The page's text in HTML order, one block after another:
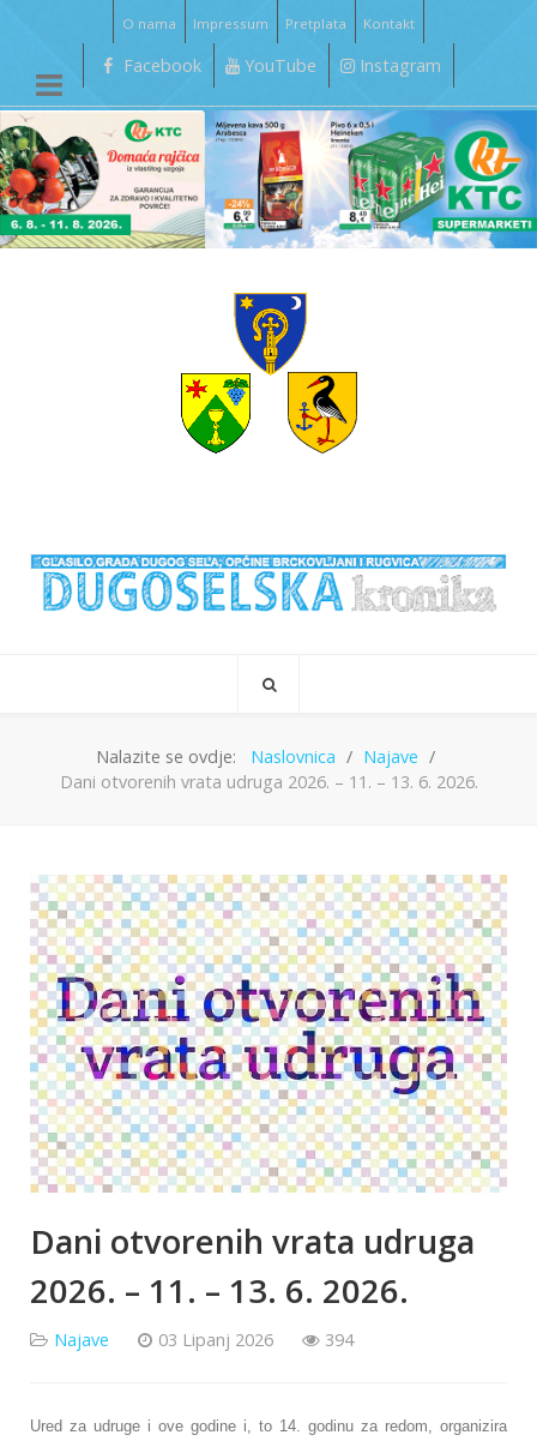
O nama Impressum Pretplata Kontakt
Facebook YouTube Instagram
Nalazite se ovdje: Naslovnica
Najave
Dani otvorenih vrata udruga 2026. – 11. – 13. 6. 2026.
Dani otvorenih vrata udruga
2026. – 11. – 13. 6. 2026.
Najave 03 Lipanj 2026 394
Ured za udruge i ove godine i, to 14. godinu za redom, organizira